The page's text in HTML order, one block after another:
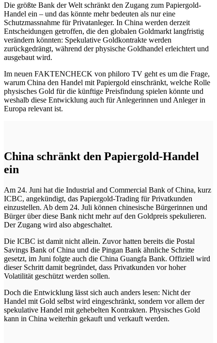
Die größte Bank der Welt schränkt den Zugang zum Papiergold-
Handel ein – und das könnte mehr bedeuten als nur eine
Schutzmassnahme für Privatanleger. In China werden derzeit
Entscheidungen getroffen, die den globalen Goldmarkt langfristig
verändern könnten: Spekulative Goldkontrakte werden
zurückgedrängt, während der physische Goldhandel erleichtert und
ausgebaut wird.
Im neuen FAKTENCHECK von philoro TV geht es um die Frage,
warum China den Handel mit Papiergold einschränkt, welche Rolle
physisches Gold für die künftige Preisfindung spielen könnte und
weshalb diese Entwicklung auch für Anlegerinnen und Anleger in
Europa relevant ist.
China schränkt den Papiergold-Handel
ein
Am 24. Juni hat die Industrial and Commercial Bank of China, kurz
ICBC, angekündigt, das Papiergold-Trading für Privatkunden
einzustellen. Ab dem 24. Juli können chinesische Bürgerinnen und
Bürger über diese Bank nicht mehr auf den Goldpreis spekulieren.
Der Zugang wird also abgeschaltet.
Die ICBC ist damit nicht allein. Zuvor hatten bereits die Postal
Savings Bank of China und die Pingan Bank ähnliche Schritte
gesetzt, im Juni folgte auch die China Guangfa Bank. Offiziell wird
dieser Schritt damit begründet, dass Privatkunden vor hoher
Volatilität geschützt werden sollen.
Doch die Entwicklung lässt sich auch anders lesen: Nicht der
Handel mit Gold selbst wird eingeschränkt, sondern vor allem der
spekulative Handel mit gehebelten Kontrakten. Physisches Gold
kann in China weiterhin gekauft und verkauft werden.